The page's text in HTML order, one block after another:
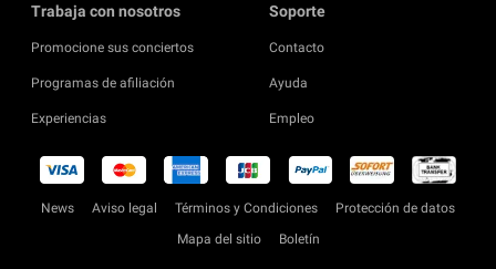
Trabaja con nosotros
Promocione sus conciertos
Programas de afiliación
Experiencias
Soporte
Contacto
Ayuda
Empleo
News Aviso legal Términos y Condiciones
Protección de datos
Mapa del sitio
Boletín